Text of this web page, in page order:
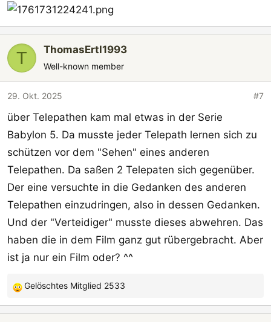
T ThomasErtl1993
Well-known member
29. Okt. 2025 #7
über Telepathen kam mal etwas in der Serie
Babylon 5. Da musste jeder Telepath lernen sich zu
schützen vor dem "Sehen" eines anderen
Telepathen. Da saßen 2 Telepaten sich gegenüber.
Der eine versuchte in die Gedanken des anderen
Telepathen einzudringen, also in dessen Gedanken.
Und der "Verteidiger" musste dieses abwehren. Das
haben die in dem Film ganz gut rübergebracht. Aber
ist ja nur ein Film oder? ^^
R
e
Gelöschtes Mitglied 2533